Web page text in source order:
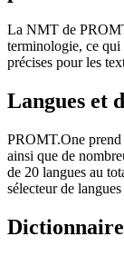
La NMT de
terminologie, ce qui
précises pour les
Langues et
PROMT.One
ainsi que de
de 20 langues au
sélecteur de
Dictionnaire